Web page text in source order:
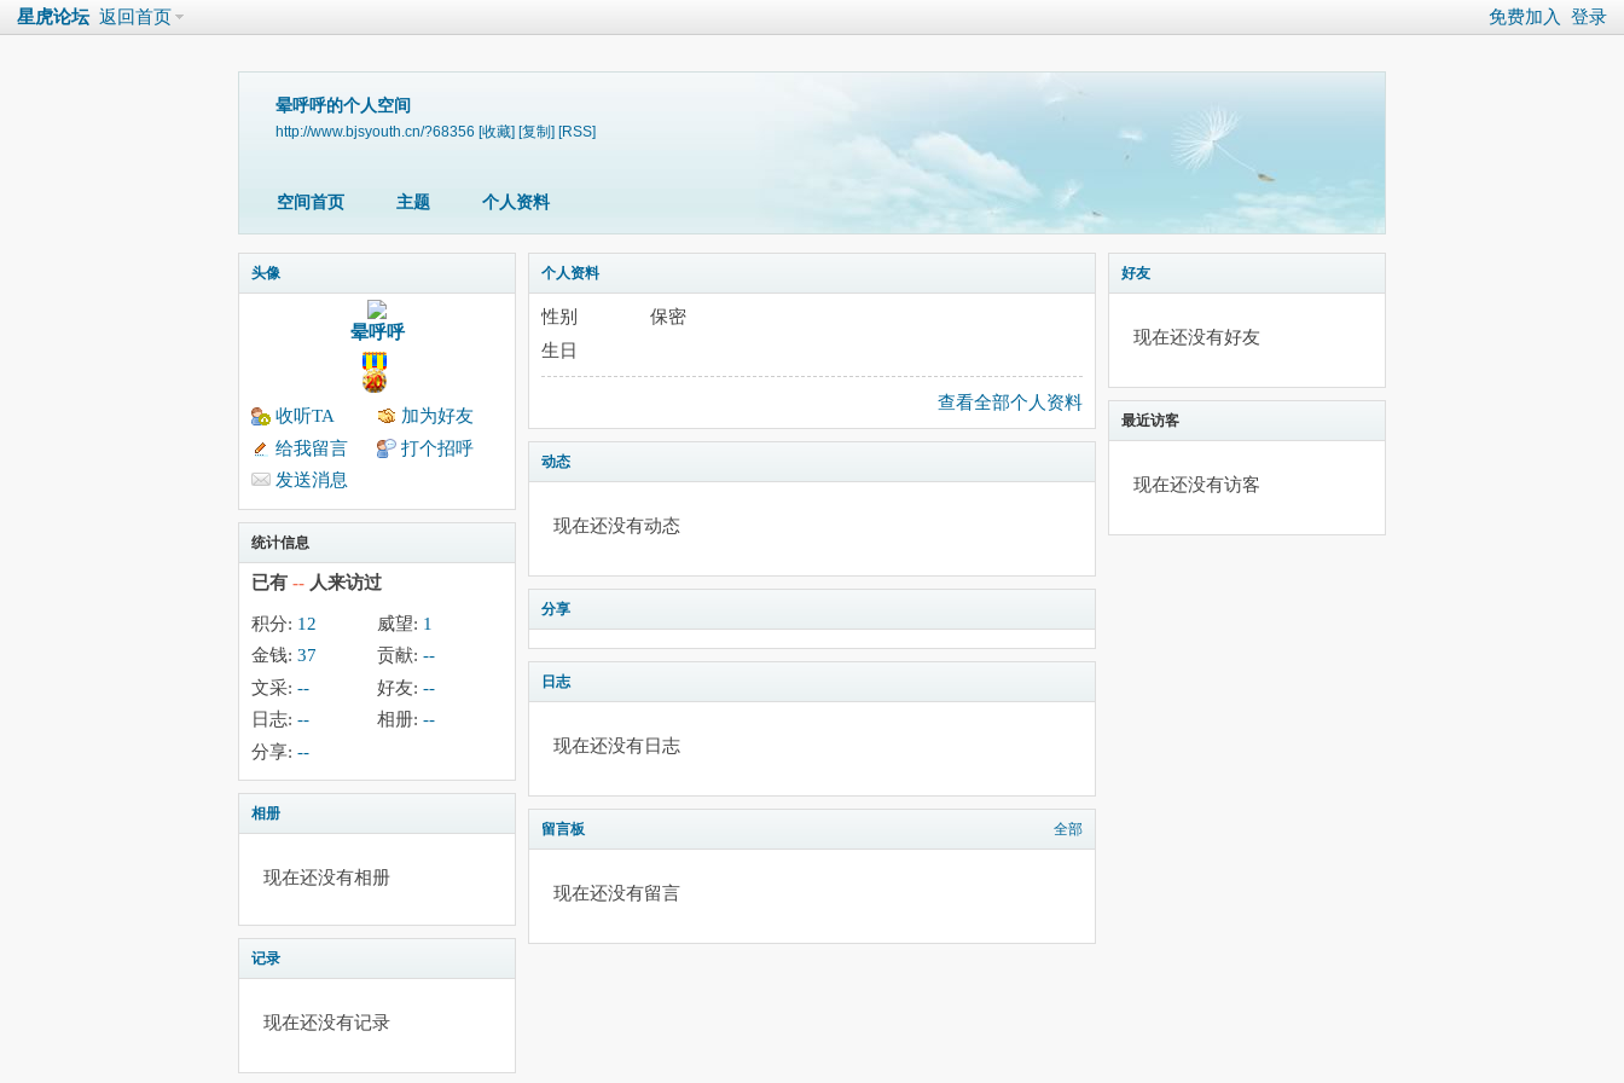
免费加入 登录
星虎论坛 返回首页
晕呼呼的个人空间
http://www.bjsyouth.cn/?68356 [收藏] [复制] [RSS]
空间首页 主题 个人资料
头像
晕呼呼
收听TA
加为好友
给我留言
打个招呼
发送消息
统计信息
已有 -- 人来访过
积分: 12 威望: 1
金钱: 37 贡献: --
文采: -- 好友: --
日志: -- 相册: --
分享: --
相册
现在还没有相册
记录
现在还没有记录
个人资料
性别
保密
生日
查看全部个人资料
动态
现在还没有动态
分享
日志
现在还没有日志
留言板 全部
现在还没有留言
好友
现在还没有好友
最近访客
现在还没有访客